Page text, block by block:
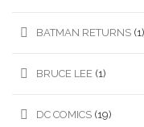
BATMAN RETURNS (1)
BRUCE LEE (1)
DC COMICS (19)